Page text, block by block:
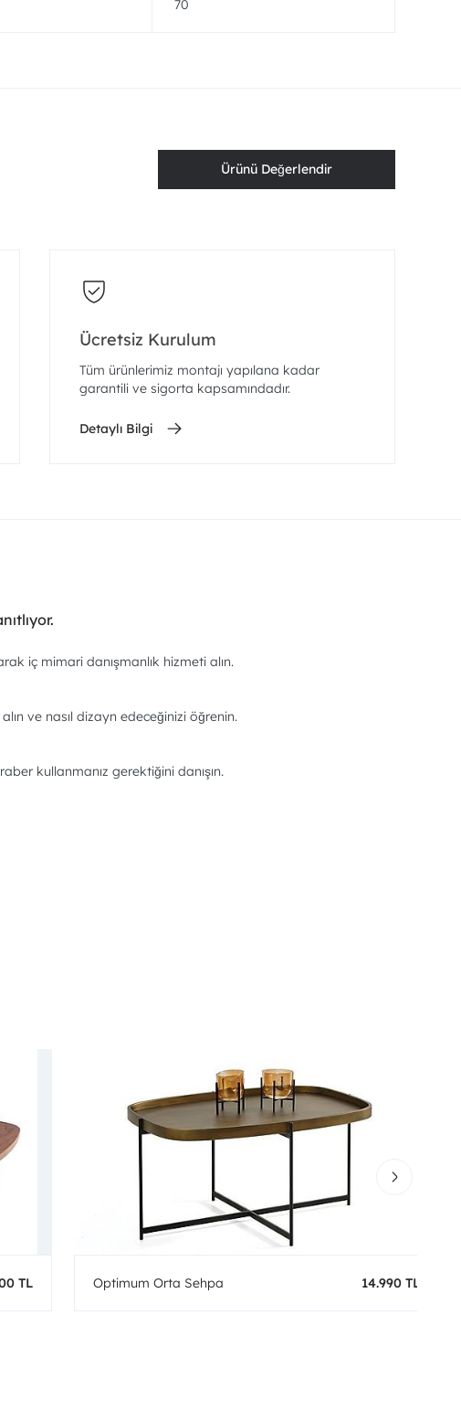
70
Ürünü Değerlendir
Ücretsiz Kurulum
Tüm ürünlerimiz montajı yapılana kadar
garantili ve sigorta kapsamındadır.
Detaylı Bilgi
iç mimari danışmanlık hizmeti alın.
ve nasıl dizayn edeceğinizi öğrenin.
kullanmanız gerektiğini danışın.
TL Optimum Orta Sehpa 14.990 TL